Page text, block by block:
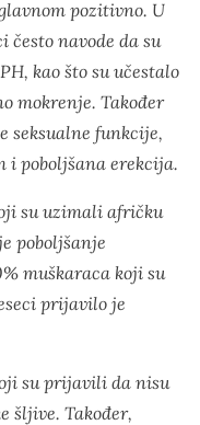
pozitivno. U
navode da su
kao što su učestalo
mokrenje. Također
seksualne funkcije,
i poboljšana erekcija.
su uzimali afričku
poboljšanje
muškaraca koji su
prijavilo je
su prijavili da nisu
šljive. Također,